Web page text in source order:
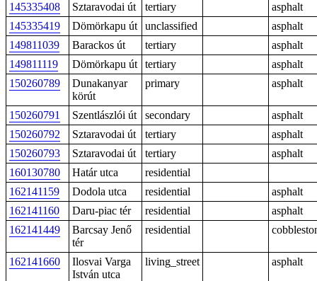
145335408 Sztaravodai út tertiary
asphalt
145335419
Dömörkapu út unclassified
asphalt
149811039
Barackos út tertiary
asphalt
149811119
Dömörkapu út tertiary
asphalt
150260789
Dunakanyar
körút
primary asphalt
150260791 Szentlászlói út secondary
asphalt
150260792
Sztaravodai út tertiary
asphalt
150260793
Sztaravodai út tertiary
asphalt
160130780
Határ utca
residential
162141159
Dodola utca residential
asphalt
162141160
Daru-piac tér residential
asphalt
162141449
Barcsay Jenő
tér
residential
162141660
Ilosvai Varga
István utca
living_street asphalt